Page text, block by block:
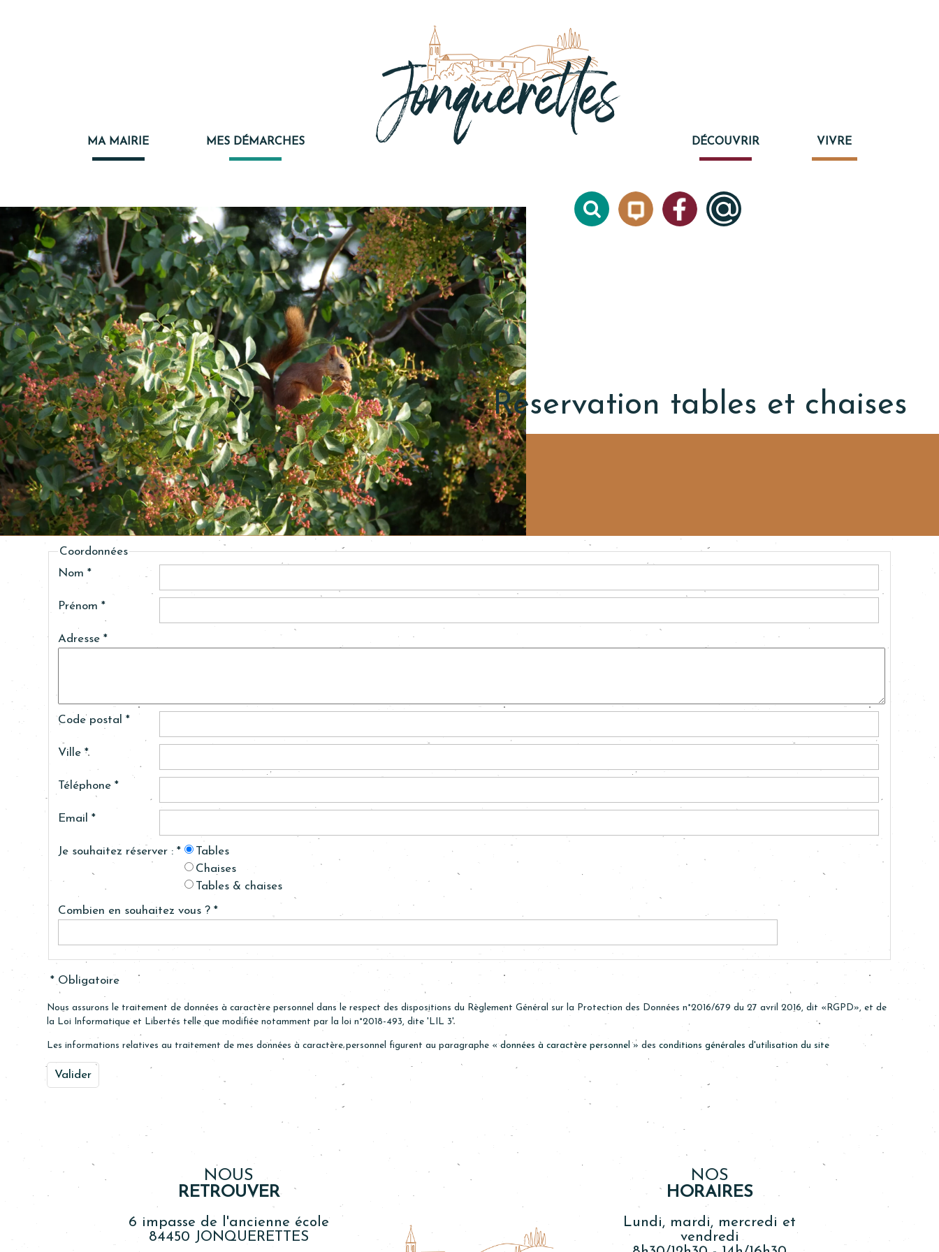
MA MAIRIE MES DÉMARCHES DÉCOUVRIR VIVRE
Réservation tables et chaises
Coordonnées
Nom *
Prénom *
Adresse *
Code postal *
Ville *
Téléphone *
Email *
Je souhaitez réserver : *
Tables
Chaises
Tables & chaises
Combien en souhaitez vous ? *
Nous assurons le traitement de données à caractère personnel dans le respect des dispositions du Règlement Général sur la Protection des Données n°2016/679 du 27 avril 2016, dit «RGPD», et de
la Loi Informatique et Libertés telle que modifiée notamment par la loi n°2018-493, dite 'LIL 3'
Les informations relatives au traitement de mes données à caractère personnel figurent au paragraphe «données à caractère personnel » desconditions générales d'utilisation du site
NOUS
RETROUVER
6 impasse de l'ancienne école
84450 JONQUERETTES
NOS
HORAIRES
Lundi, mardi, mercredi et
vendredi